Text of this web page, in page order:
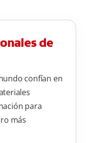
de
confían en
para
más